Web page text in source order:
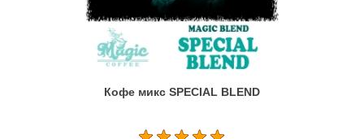
Кофе микс SPECIAL BLEND